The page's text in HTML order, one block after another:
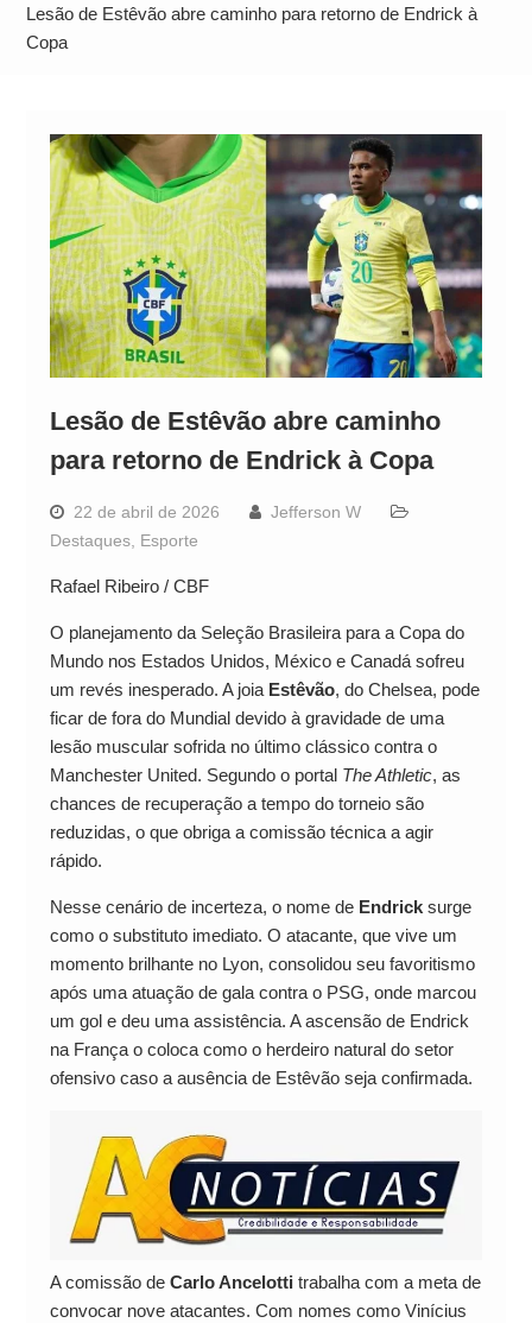
Operação Ágio: Ação policial na Bahia prende 14
suspeitos e mira rede ligada a ‘Zói de Gato’, do
Lesão de Estêvão abre caminho para retorno de Endrick à
Copa
Lesão de Estêvão abre caminho
para retorno de Endrick à Copa
22 de abril de 2026
Jefferson W
Destaques, Esporte
Rafael Ribeiro / CBF
O planejamento da Seleção Brasileira para a Copa do
Mundo nos Estados Unidos, México e Canadá sofreu
um revés inesperado. A joia Estêvão, do Chelsea, pode
ficar de fora do Mundial devido à gravidade de uma
lesão muscular sofrida no último clássico contra o
Manchester United. Segundo o portal The Athletic, as
chances de recuperação a tempo do torneio são
reduzidas, o que obriga a comissão técnica a agir
rápido.
Nesse cenário de incerteza, o nome de Endricksurge
como o substituto imediato. O atacante, que vive um
momento brilhante no Lyon, consolidou seu favoritismo
após uma atuação de gala contra o PSG, onde marcou
um gol e deu uma assistência. A ascensão de Endrick
na França o coloca como o herdeiro natural do setor
ofensivo caso a ausência de Estêvão seja confirmada.
A comissão de Carlo Ancelotti trabalha com a meta de
convocar nove atacantes. Com nomes como Vinícius